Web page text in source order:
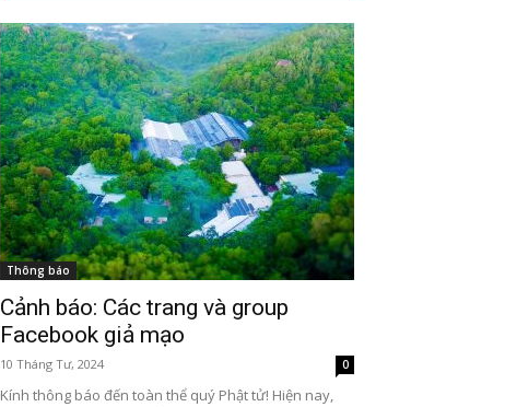
Thông báo
Cảnh báo: Các trang và group
Facebook giả mạo
10 Tháng Tư, 2024 0
Kính thông báo đến toàn thể quý Phật tử! Hiện nay,